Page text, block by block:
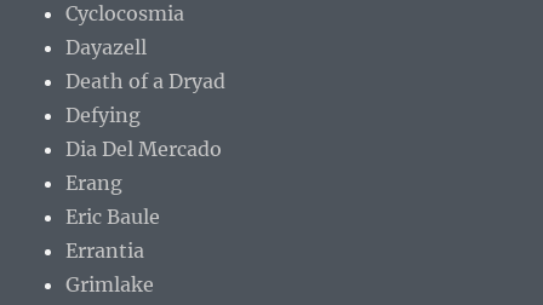
Cyclocosmia
Dayazell
Death of a Dryad
Defying
Dia Del Mercado
Erang
Eric Baule
Errantia
Grimlake